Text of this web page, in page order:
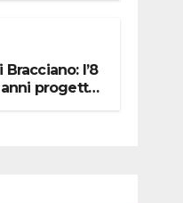
l’8
progetto